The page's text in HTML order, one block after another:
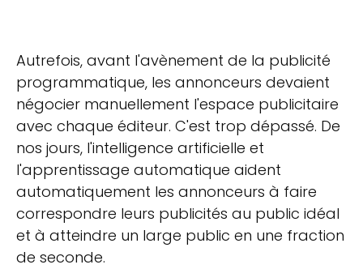
Autrefois, avant l'avènement de la publicité
programmatique, les annonceurs devaient
négocier manuellement l'espace publicitaire
avec chaque éditeur. C'est trop dépassé. De
nos jours, l'intelligence artificielle et
l'apprentissage automatique aident
automatiquement les annonceurs à faire
correspondre leurs publicités au public idéal
et à atteindre un large public en une fraction
de seconde.